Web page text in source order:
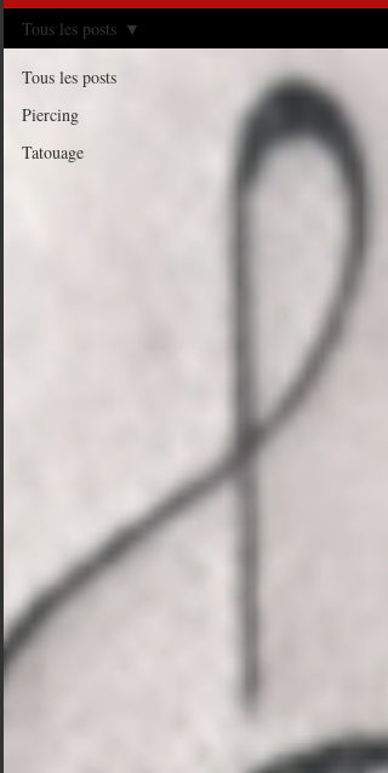
Tous les posts
Piercing
Tatouage
Tous les posts